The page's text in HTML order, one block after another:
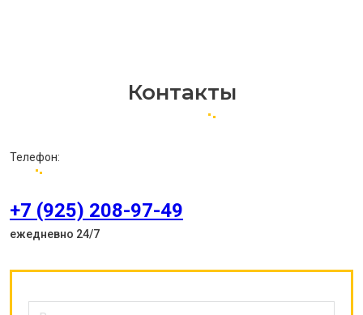
Контакты
Телефон:
+7 (925) 208-97-49
ежедневно 24/7